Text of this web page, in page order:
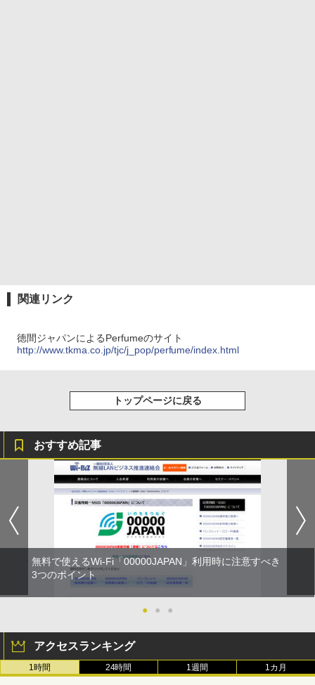
関連リンク
徳間ジャパンによるPerfumeのサイト
http://www.tkma.co.jp/tjc/j_pop/perfume/index.html
トップページに戻る
おすすめ記事
無料で使えるWi-Fi「00000JAPAN」利用時に注意すべき
3つのポイント
● ● ●
アクセスランキング
1時間 24時間 1週間 1カ月